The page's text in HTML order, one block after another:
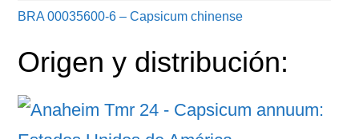
BRA 00035600-6 – Capsicum chinense
Origen y distribución: